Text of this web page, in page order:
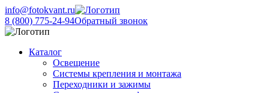
info@fotokvant.ru
8 (800) 775-24-94Обратный звонок
Каталог
Освещение
Системы крепления и монтажа
Переходники и зажимы